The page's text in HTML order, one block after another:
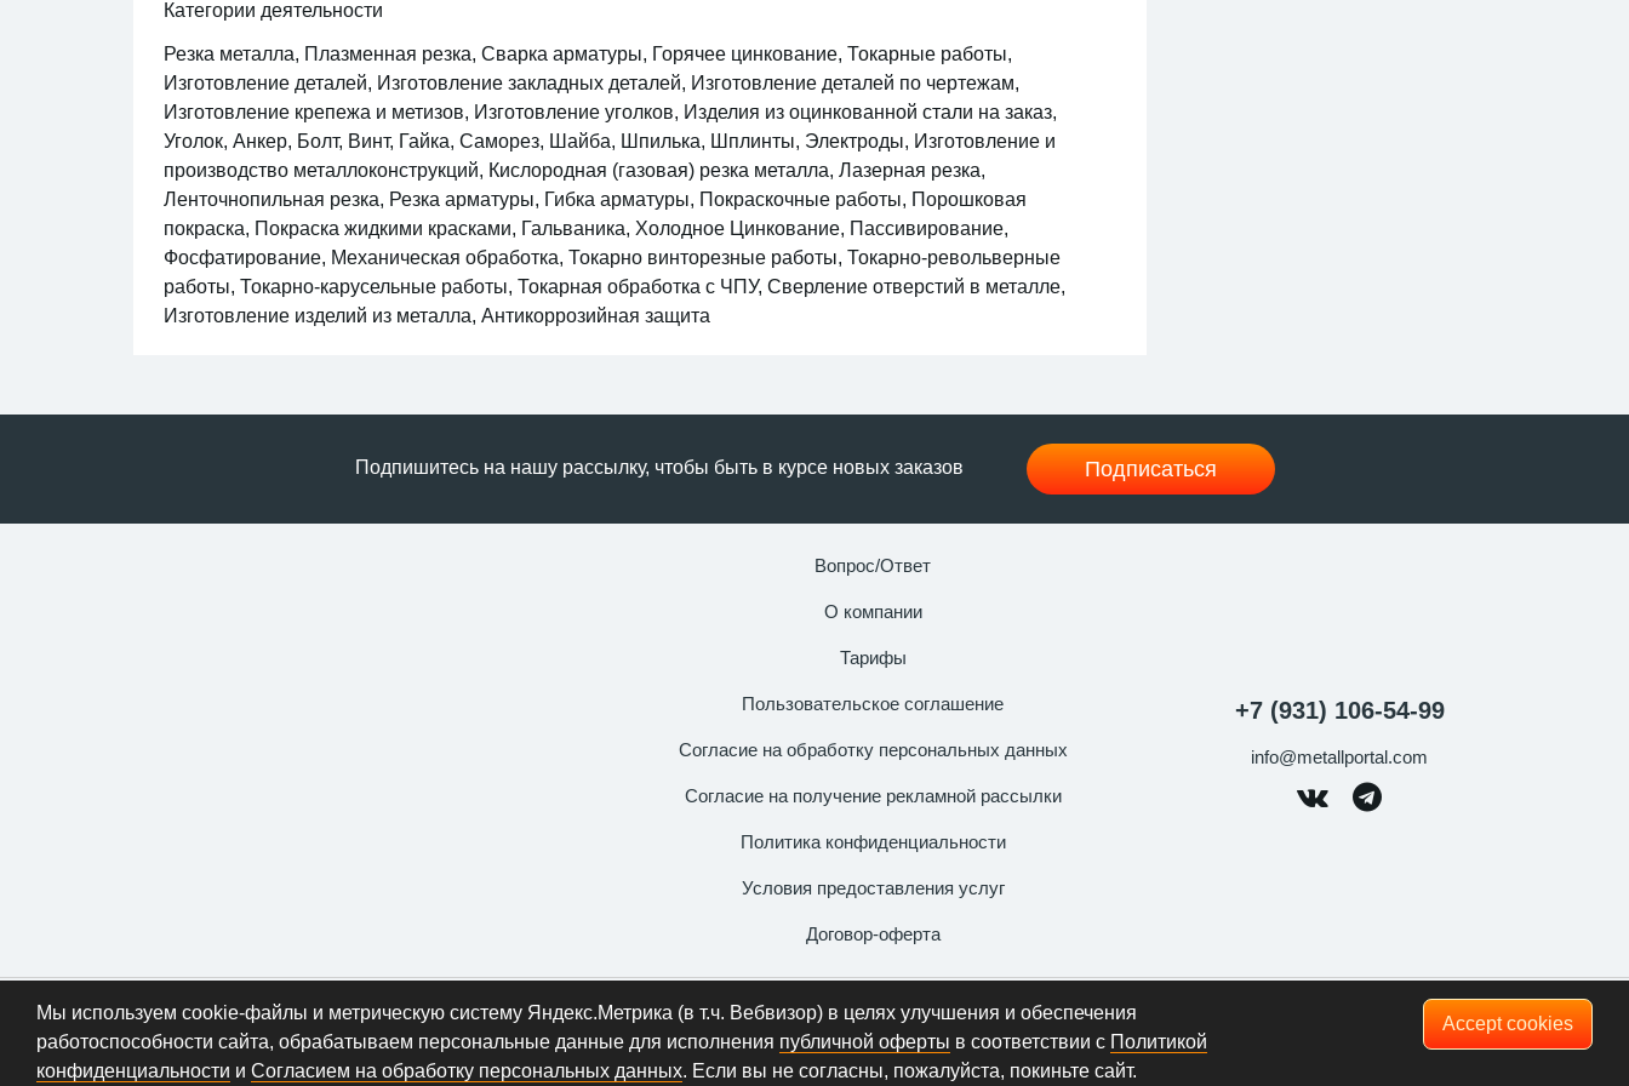
Категории деятельности
Резка металла, Плазменная резка, Сварка арматуры, Горячее цинкование, Токарные работы,
Изготовление деталей, Изготовление закладных деталей, Изготовление деталей по чертежам,
Изготовление крепежа и метизов, Изготовление уголков, Изделия из оцинкованной стали на заказ,
Уголок, Анкер, Болт, Винт, Гайка, Саморез, Шайба, Шпилька, Шплинты, Электроды, Изготовление и
производство металлоконструкций, Кислородная (газовая) резка металла, Лазерная резка,
Ленточнопильная резка, Резка арматуры, Гибка арматуры, Покраскочные работы, Порошковая
покраска, Покраска жидкими красками, Гальваника, Холодное Цинкование, Пассивирование,
Фосфатирование, Механическая обработка, Токарно винторезные работы, Токарно-револьверные
работы, Токарно-карусельные работы, Токарная обработка с ЧПУ, Сверление отверстий в металле,
Изготовление изделий из металла, Антикоррозийная защита
Подпишитесь на нашу рассылку, чтобы быть в курсе новых заказов Подписаться
Мы используем cookie-файлы и метрическую систему Яндекс.Метрика (в т.ч. Вебвизор) в целях улучшения и обеспечения
работоспособности сайта, обрабатываем персональные данные для исполнения публичной оферты в соответствии с Политикой
конфиденциальности и Согласием на обработку персональных данных. Если вы не согласны, пожалуйста, покиньте сайт.
Accept cookies
Вопрос/Ответ
О компании
Тарифы
Пользовательское соглашение
Согласие на обработку персональных данных
Согласие на получение рекламной рассылки
Политика конфиденциальности
Условия предоставления услуг
Договор-оферта
+7 (931) 106-54-99
info@metallportal.com
ИП «Миргородская Виктория Викторовна» | ИНН 781713587190 | ОГРНИП 321784700174514 от 11.06.2021 | 192177, г. Санкт-Петербург, ул.
Прибрежная д. 10 к. 3 кв. 260
© 2026 metallportal.com Все права защищены. Копирование информации преследуется по закону. Статья 146 УК РФ